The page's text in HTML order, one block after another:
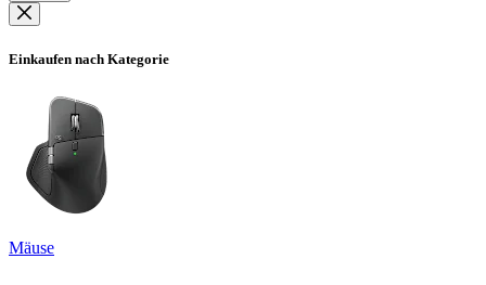
Einkaufen nach Kategorie
Mäuse